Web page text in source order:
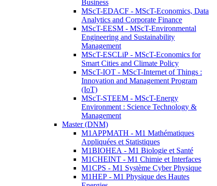
Business
MScT-EDACF - MScT-Economics, Data
Analytics and Corporate Finance
MScT-EESM - MScT-Environmental
Engineering and Sustainability
Management
MScT-ESCLiP - MScT-Economics for
Smart Cities and Climate Policy
MScT-IOT - MScT-Internet of Things :
Innovation and Management Program
(IoT)
MScT-STEEM - MScT-Energy
Environment : Science Technology &
Management
Master (DNM)
M1APPMATH - M1 Mathématiques
Appliquées et Statistiques
M1BIOHEA - M1 Biologie et Santé
M1CHEINT - M1 Chimie et Interfaces
M1CPS - M1 Système Cyber Physique
M1HEP - M1 Physique des Hautes